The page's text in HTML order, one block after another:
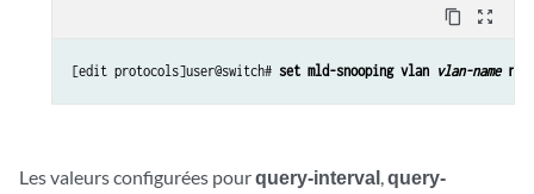
content_copy zoom_out_map
[edit protocols]user@switch# set mld-snooping vlan vlan-name
Les valeurs configurées pourquery-interval,query-